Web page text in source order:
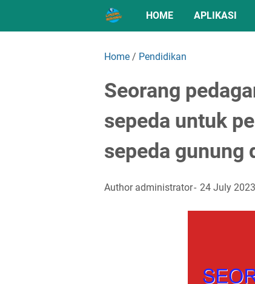
HOME APLIKASI
Home / Pendidikan
Seorang
sepeda untuk
sepeda gunung
Author administrator 24 July 2023